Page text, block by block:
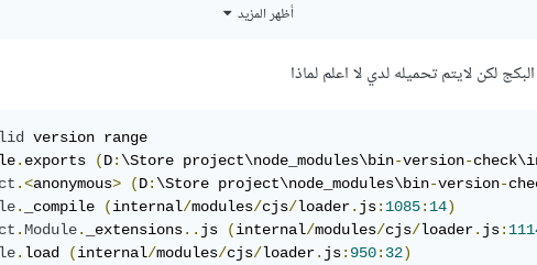
youtubedl ( 'http://www.youtube.com/watch?v=90AiXO1pAiA' ,
arguments passed to youtube-dl.
],
options can be given for calling
})
أظهر المزيد
لكن لايتم تحميله لدي لا اعلم لماذا
version range
. exports (D: \Store project\node_modules\bin-version-
.<anonymous> (D: \Store project\node_modules\bin-version-
. _compile (internal/modules/cjs/loader. js: 1085: 14)
.Module. _extensions.. js (internal/modules/cjs/loader. js:
. load (internal/modules/cjs/loader. js: 950: 32)